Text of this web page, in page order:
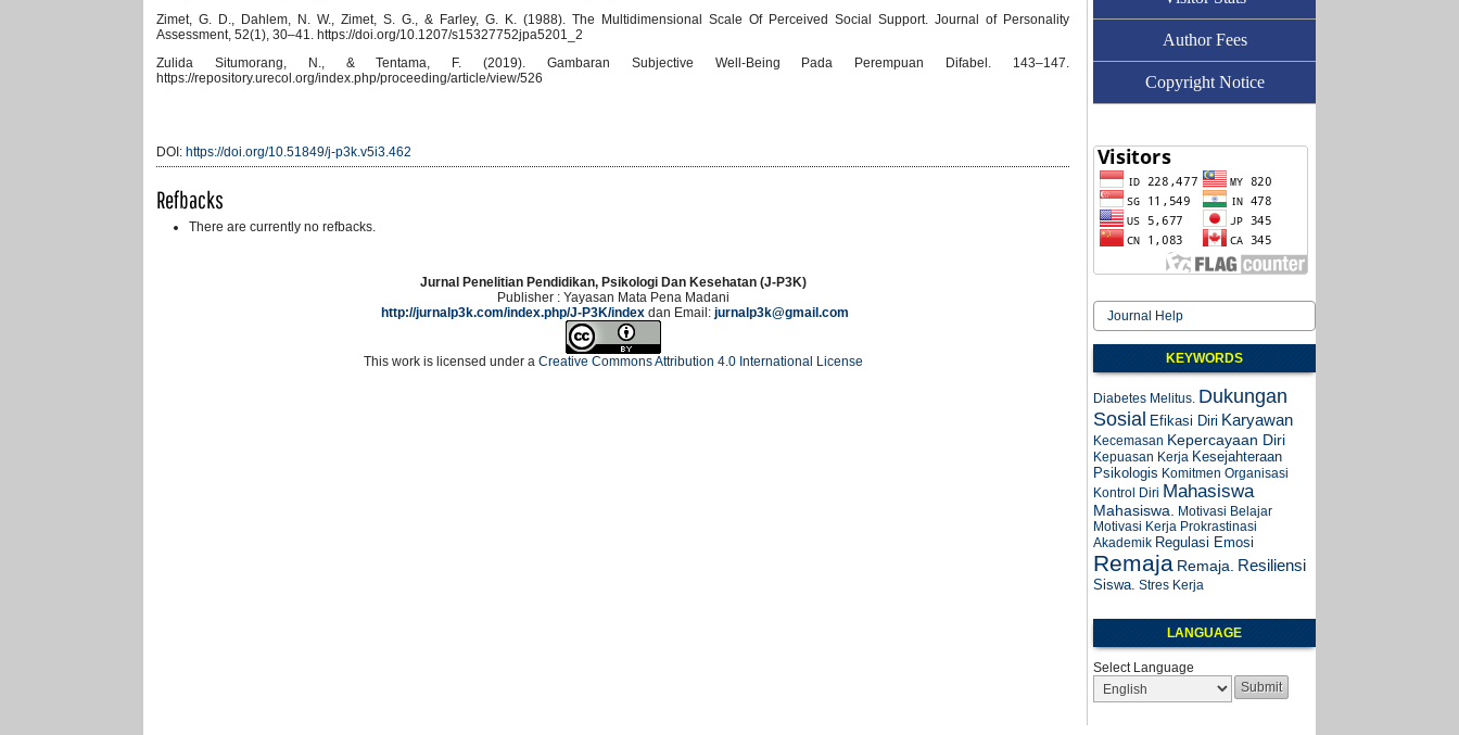
Author Fees
Copyright Notice
Journal Help
KEYWORDS
Diabetes Melitus. Dukungan
Sosial Efikasi Diri Karyawan
Kecemasan Kepercayaan Diri
Kepuasan Kerja Kesejahteraan
Psikologis Komitmen Organisasi
Kontrol Diri Mahasiswa
Mahasiswa. Motivasi Belajar
Motivasi Kerja Prokrastinasi
Akademik Regulasi Emosi
Remaja Remaja. Resiliensi
Siswa. Stres Kerja
LANGUAGE
Select Language
Zimet, G. D., Dahlem, N. W., Zimet, S. G., & Farley, G. K. (1988). The Multidimensional Scale Of Perceived Social Support. Journal of Personality
Assessment, 52(1), 30–41. https://doi.org/10.1207/s15327752jpa5201_2
Zulida Situmorang, N., & Tentama, F. (2019). Gambaran Subjective Well-Being Pada Perempuan Difabel. 143–147.
https://repository.urecol.org/index.php/proceeding/article/view/526
DOI: https://doi.org/10.51849/j-p3k.v5i3.462
Refbacks
There are currently no refbacks.
Jurnal Penelitian Pendidikan, Psikologi Dan Kesehatan (J-P3K)
Publisher : Yayasan Mata Pena Madani
http://jurnalp3k.com/index.php/J-P3K/indexdan Email: jurnalp3k@gmail.com
This work is licensed under a Creative Commons Attribution 4.0 International License